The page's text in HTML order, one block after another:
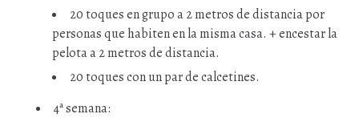
20 toques en grupo a 2 metros de distancia por
personas que habiten en la misma casa. + encestar la
pelota a 2 metros de distancia.
20 toques con un par de calcetines.
4ª semana: